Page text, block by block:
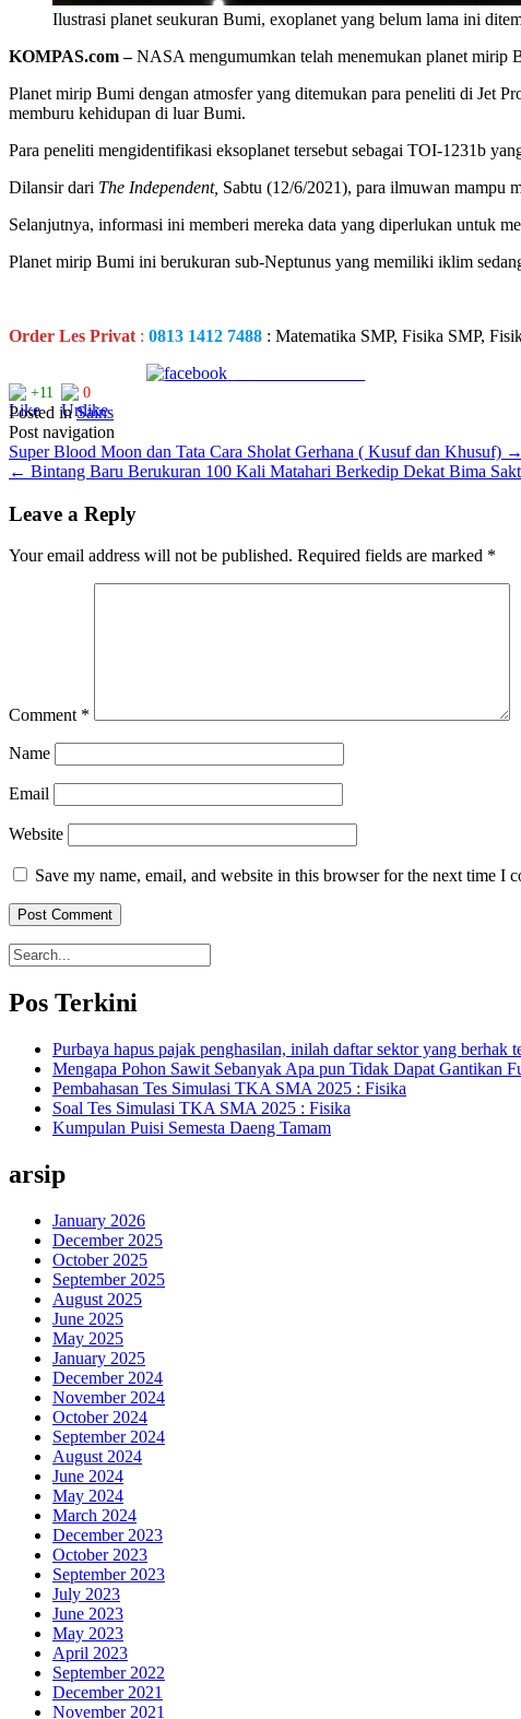
Ilustrasi planet seukuran Bumi, exoplanet yang belum lama ini
KOMPAS.com –NASA mengumumkan telah menemukan planet mirip
Planet mirip Bumi dengan atmosfer yang ditemukan para peneliti di Jet
memburu kehidupan di luar Bumi.
Para peneliti mengidentifikasi eksoplanet tersebut sebagai TOI-1231b
Dilansir dari The Independent, Sabtu (12/6/2021), para ilmuwan mampu
Selanjutnya, informasi ini memberi mereka data yang diperlukan untuk
Planet mirip Bumi ini berukuran sub-Neptunus yang memiliki iklim
Order Les Privat : 0813 1412 7488 : Matematika SMP, Fisika SMP,
+11 0
Posted inSains
Post navigation
Super Blood Moon dan Tata Cara Sholat Gerhana ( Kusuf dan Khusuf) →
← Bintang Baru Berukuran 100 Kali Matahari Berkedip Dekat Bima
Leave a Reply
Your email address will not be published. Required fields are marked *
Comment *
Name
Email
Website
Save my name, email, and website in this browser for the next time I
Pos Terkini
Purbaya hapus pajak penghasilan, inilah daftar sektor yang berhak
Mengapa Pohon Sawit Sebanyak Apa pun Tidak Dapat Gantikan
Pembahasan Tes Simulasi TKA SMA 2025 : Fisika
Soal Tes Simulasi TKA SMA 2025 : Fisika
Kumpulan Puisi Semesta Daeng Tamam
arsip
January 2026
December 2025
October 2025
September 2025
August 2025
June 2025
May 2025
January 2025
December 2024
November 2024
October 2024
September 2024
August 2024
June 2024
May 2024
March 2024
December 2023
October 2023
September 2023
July 2023
June 2023
May 2023
April 2023
September 2022
December 2021
November 2021